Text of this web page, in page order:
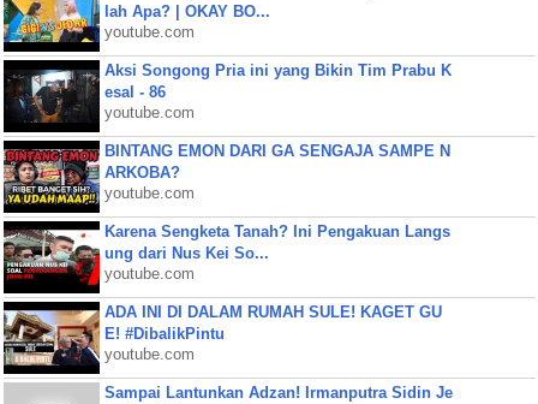
lah Apa? | OKAY BO...
youtube.com
Aksi Songong Pria ini yang Bikin Tim Prabu K
esal - 86
youtube.com
BINTANG EMON DARI GA SENGAJA SAMPE N
ARKOBA?
youtube.com
Karena Sengketa Tanah? Ini Pengakuan Langs
ung dari Nus Kei So...
youtube.com
ADA INI DI DALAM RUMAH SULE! KAGET GU
E! #DibalikPintu
youtube.com
Sampai Lantunkan Adzan! Irmanputra Sidin Je